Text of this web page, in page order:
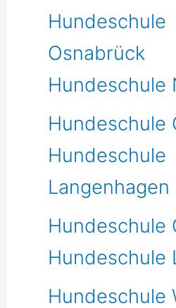
Hundeschule
Osnabrück
Hundeschule
Hundeschule
Hundeschule
Langenhagen
Hundeschule
Hundeschule
Hundeschule